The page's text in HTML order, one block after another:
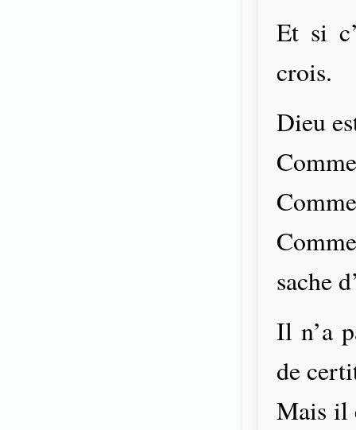
Et si
crois.
Dieu
sache
Il n’a
de
Mais il